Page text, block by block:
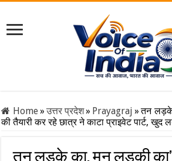
Home»उत्तर प्रदेश» Prayagraj » तन
की तैयारी कर रहे छात्र ने काटा प्राइवेट पार्ट, खुद